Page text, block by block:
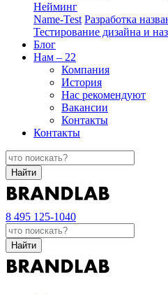
Нейминг
Name-Test Разработка
Тестирование дизайна и
Блог
Нам – 22
Компания
История
Нас рекомендуют
Вакансии
Контакты
Контакты
Найти
8 495 125-1040
Найти